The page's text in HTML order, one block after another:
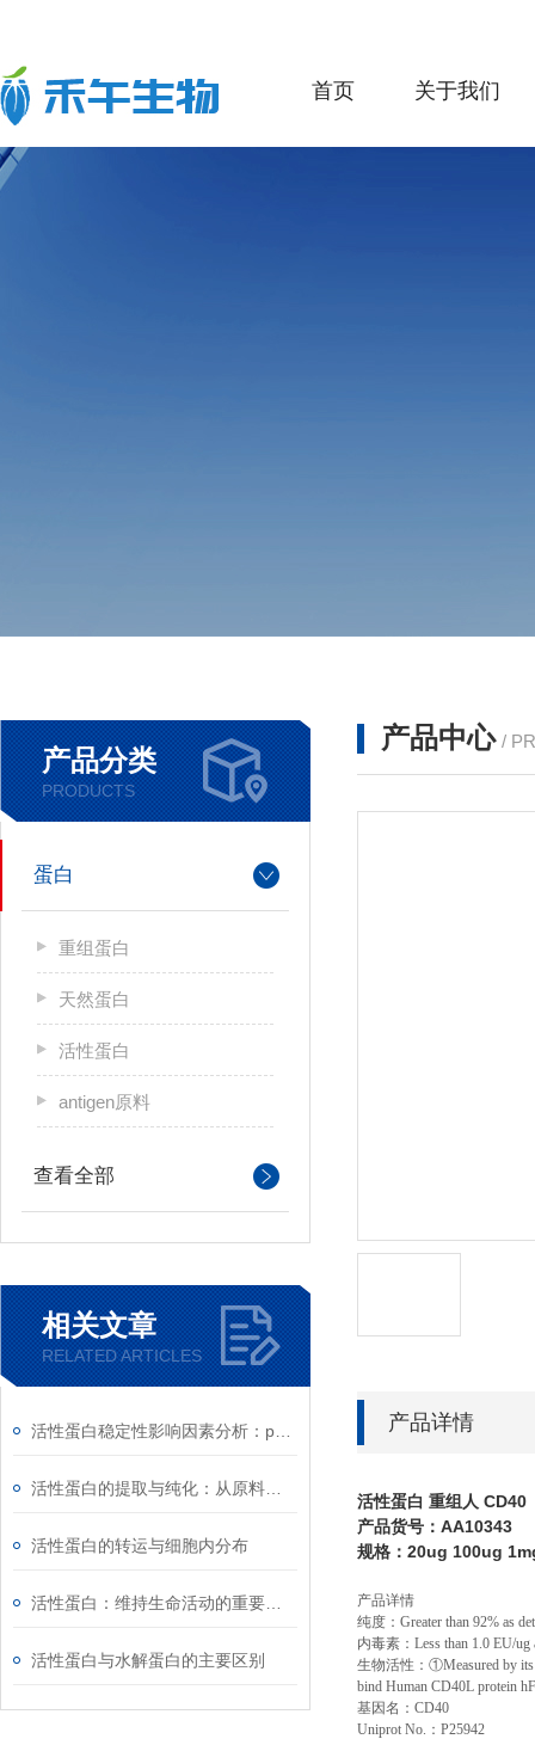
首页 关于我们
产品分类
PRODUCTS
蛋白
重组蛋白
天然蛋白
活性蛋白
antigen原料
查看全部
相关文章
RELATED ARTICLES
活性蛋白的转运与细胞内分布
活性蛋白与水解蛋白的主要区别
产品中心 /
产品详情
活性蛋白 重组人 CD40
产品货号：AA10343
规格：20ug 100ug
产品详情
纯度： Greater than 92% as
内毒素： Less than 1.0 EU/
生物活性：①Measured by
bind Human CD40L protein
基因名： CD40
Uniprot No. ： P25942